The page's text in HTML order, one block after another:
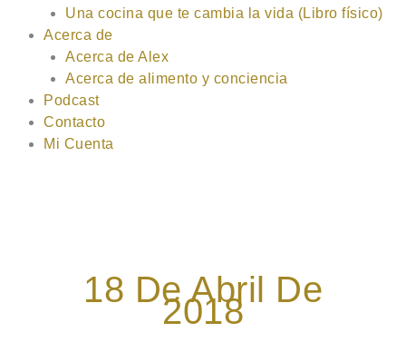
Una cocina que te cambia la vida (Libro físico)
Acerca de
Acerca de Alex
Acerca de alimento y conciencia
Podcast
Contacto
Mi Cuenta
18 De Abril De
2018